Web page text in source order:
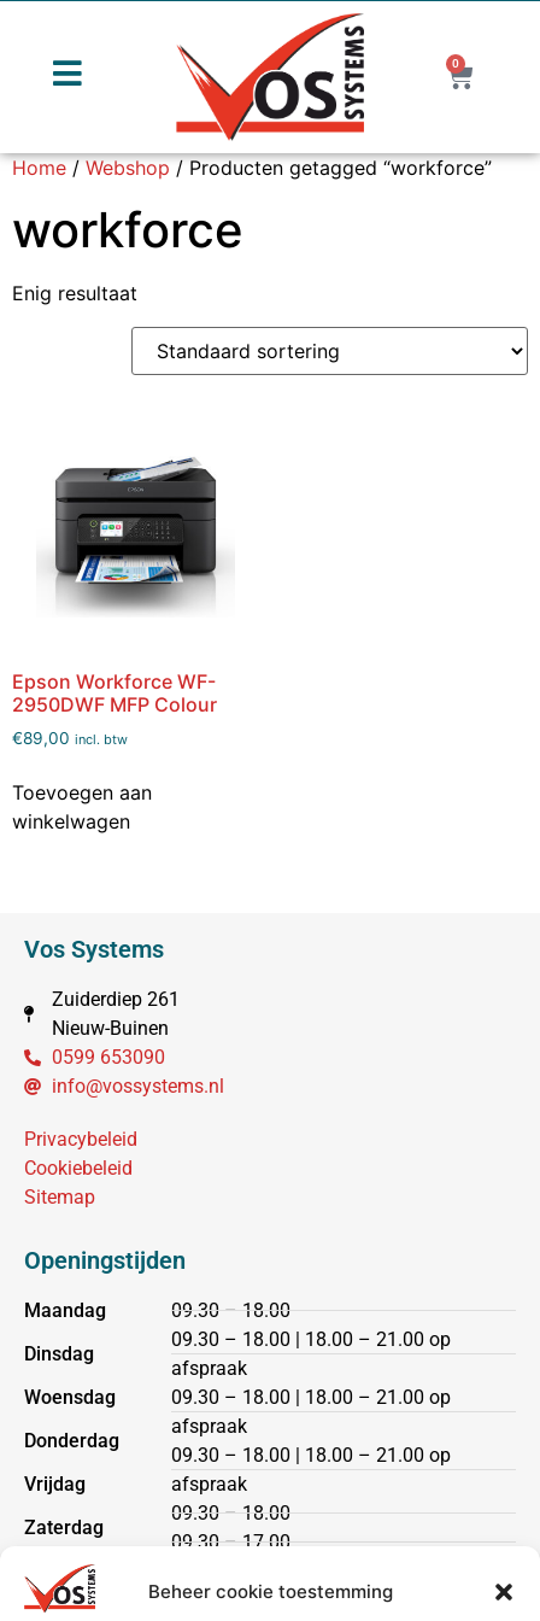
Beheer cookie toestemming
0
Home/Webshop/ Producten getagged “workforce”
workforce
Enig resultaat
Epson Workforce WF-
2950DWF MFP Colour
€89,00 incl. btw
Toevoegen aan
winkelwagen
Vos Systems
Zuiderdiep 261
Nieuw-Buinen
0599 653090
info@vossystems.nl
Privacybeleid
Cookiebeleid
Sitemap
Openingstijden
Maandag
Dinsdag
Woensdag
Donderdag
Vrijdag
Zaterdag
Zondag
09.30 – 18.00
09.30 – 18.00 | 18.00 – 21.00 op
afspraak
09.30 – 18.00 | 18.00 – 21.00 op
afspraak
09.30 – 18.00 | 18.00 – 21.00 op
afspraak
09.30 – 18.00
09.30 – 17.00